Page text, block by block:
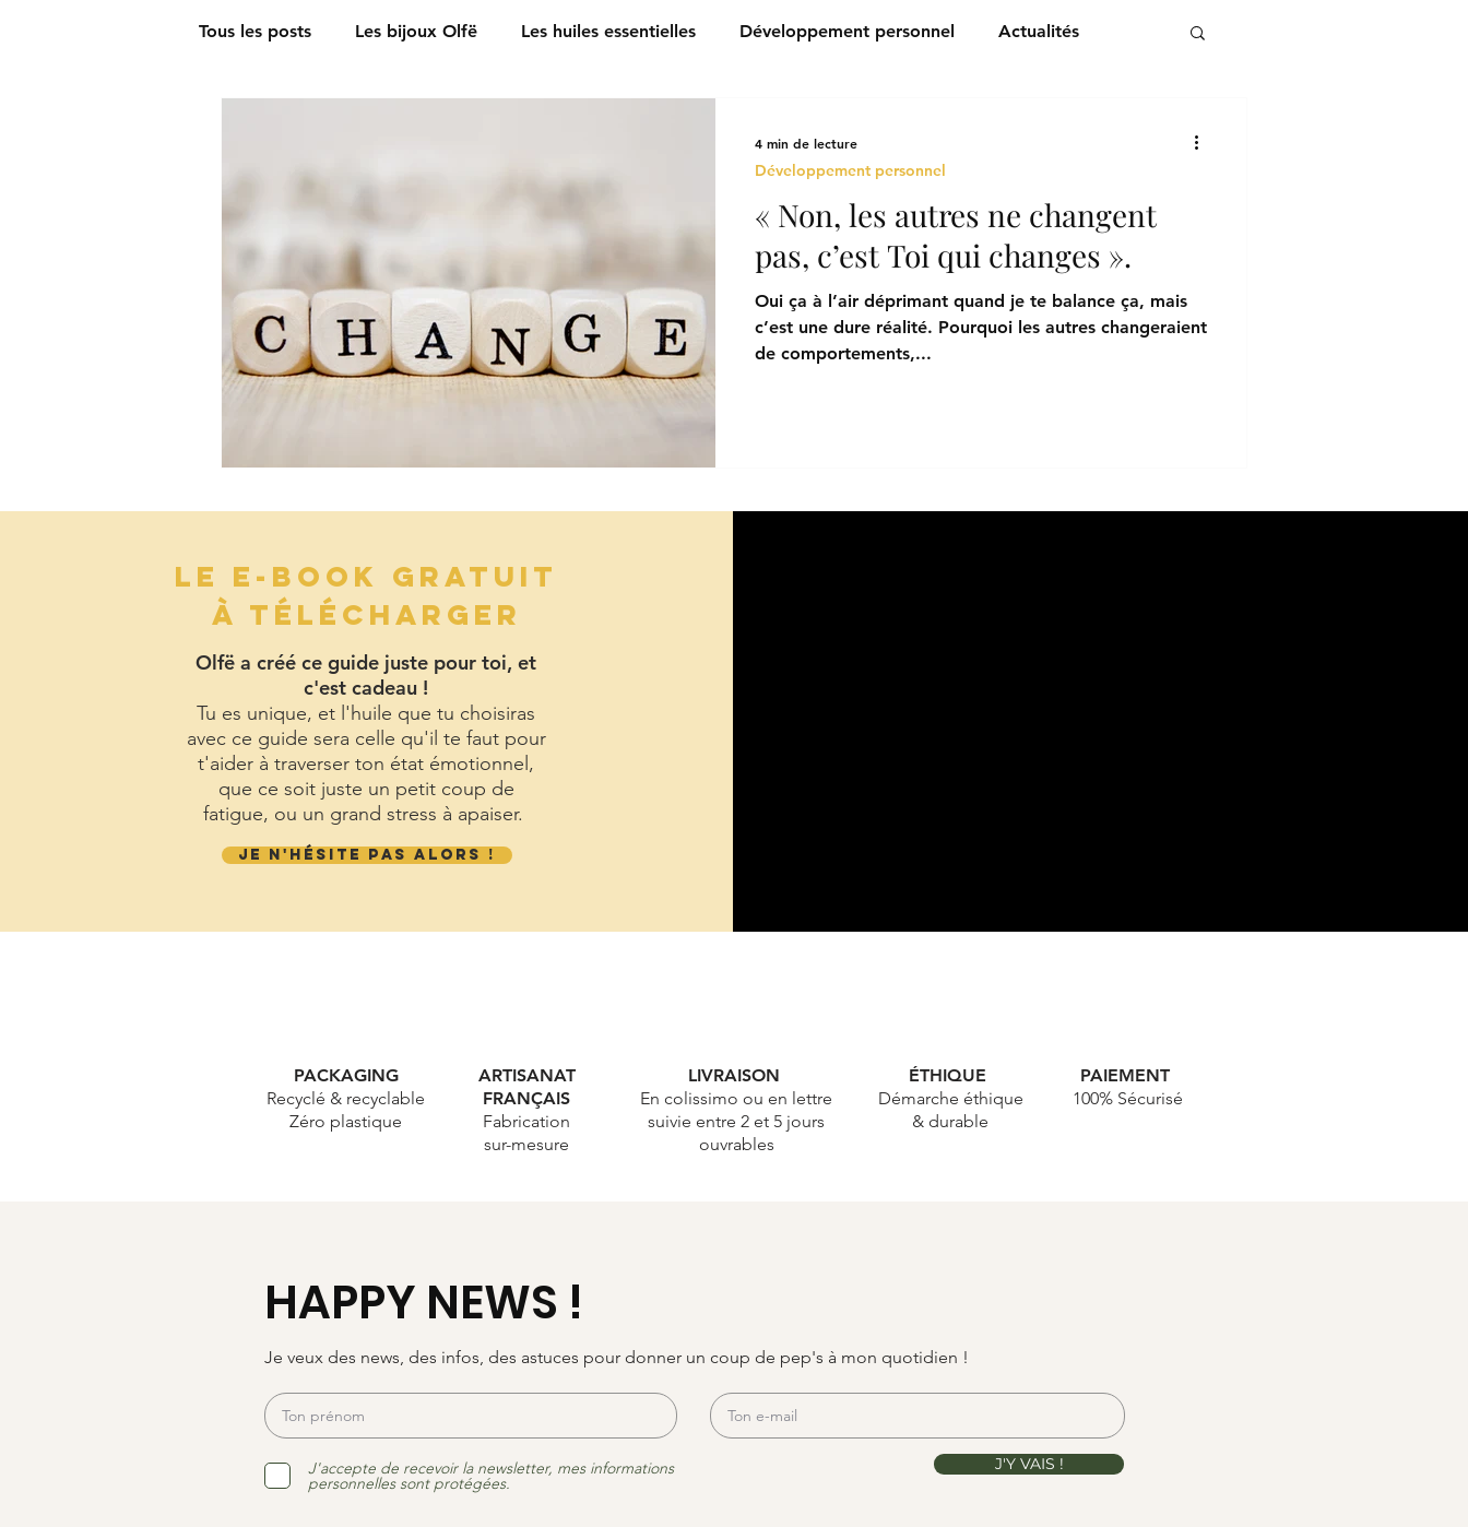
Tous les posts Les bijoux Olfë Les huiles essentielles Développement personnel Actualités
« Non, les autres ne changent
pas, c’est Toi qui changes ».
Oui ça à l’air déprimant quand je te balance ça, mais
c’est une dure réalité. Pourquoi les autres changeraient
de comportements,...
Développement personnel
4 min de lecture
LE E-BOOK GRATUIT
À TÉLÉCHARGER
Olfë a créé ce guide juste pour toi, et
c'est cadeau !
Tu es unique, et l'huile que tu choisiras
avec ce guide sera celle qu'il te faut pour
t'aider à traverser ton état émotionnel,
que ce soit juste un petit coup de
fatigue, ou un grand stress à apaiser.
JE N'HÉSITE PAS ALORS !
PACKAGING
Recyclé & recyclable
Zéro plastique
ARTISANAT
FRANÇAIS
Fabrication
sur-mesure
LIVRAISON
En colissimo ou en lettre
suivie entre 2 et 5 jours
ouvrables
ÉTHIQUE
Démarche éthique
& durable
PAIEMENT
100% Sécurisé
HAPPY NEWS !
Je veux des news, des infos, des astuces pour donner un coup de pep's à mon quotidien !
J'accepte de recevoir la newsletter, mes informations
personnelles sont protégées.
J'Y VAIS !